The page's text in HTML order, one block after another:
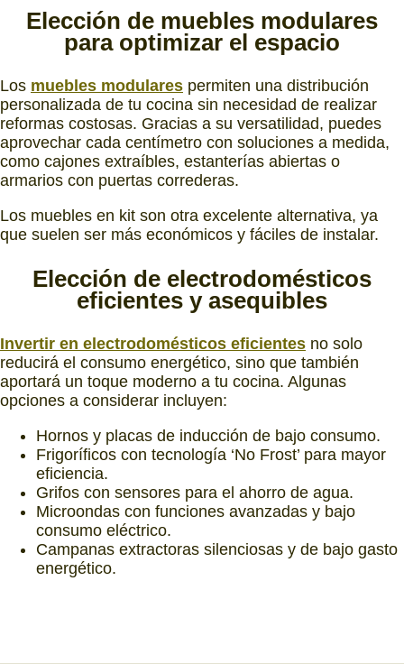
Elección de muebles modulares
para optimizar el espacio
Los muebles modulares permiten una distribución
personalizada de tu cocina sin necesidad de realizar
reformas costosas. Gracias a su versatilidad, puedes
aprovechar cada centímetro con soluciones a medida,
como cajones extraíbles, estanterías abiertas o
armarios con puertas correderas.
Los muebles en kit son otra excelente alternativa, ya
que suelen ser más económicos y fáciles de instalar.
Elección de electrodomésticos
eficientes y asequibles
Invertir en electrodomésticos eficientes no solo
reducirá el consumo energético, sino que también
aportará un toque moderno a tu cocina. Algunas
opciones a considerar incluyen:
Hornos y placas de inducción de bajo consumo.
Frigoríficos con tecnología ‘No Frost’ para mayor
eficiencia.
Grifos con sensores para el ahorro de agua.
Microondas con funciones avanzadas y bajo
consumo eléctrico.
Campanas extractoras silenciosas y de bajo gasto
energético.